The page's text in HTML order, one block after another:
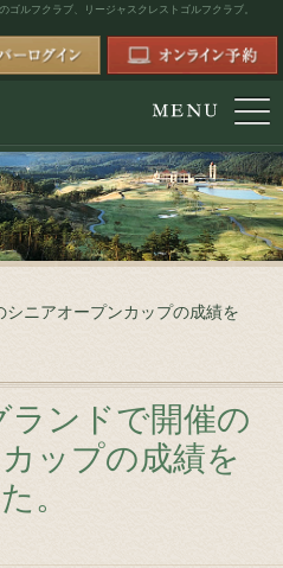
ゴルフクラブ、 リージャスクレストゴルフクラブ。
ニアオープンカップの成績を
ランドで開催の
ップの成績を
。